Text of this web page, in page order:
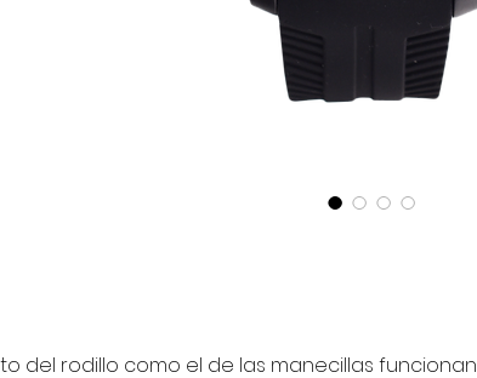
del rodillo como el de las manecillas funcionan